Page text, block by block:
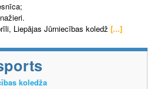
Liepājas Jūrniecības koledž [...]
koledža